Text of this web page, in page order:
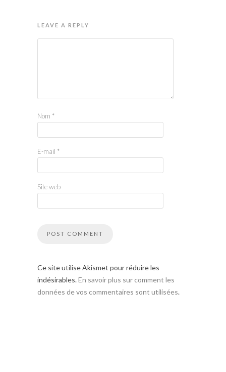
LEAVE A REPLY
Nom *
E-mail *
Site web
Ce site utilise Akismet pour réduire les
indésirables.En savoir plus sur comment les
données de vos commentaires sont utilisées.